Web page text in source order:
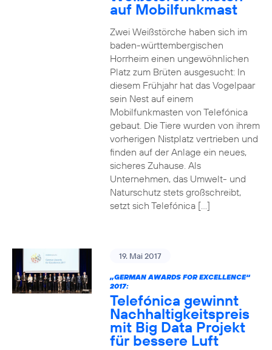
auf Mobilfunkmast
Zwei Weißstörche haben sich im
baden-württembergischen
Horrheim einen ungewöhnlichen
Platz zum Brüten ausgesucht: In
diesem Frühjahr hat das Vogelpaar
sein Nest auf einem
Mobilfunkmasten von Telefónica
gebaut. Die Tiere wurden von ihrem
vorherigen Nistplatz vertrieben und
finden auf der Anlage ein neues,
sicheres Zuhause. Als
Unternehmen, das Umwelt- und
Naturschutz stets großschreibt,
setzt sich Telefónica […]
19. Mai 2017
„GERMAN AWARDS FOR EXCELLENCE“
2017:
Telefónica gewinnt
Nachhaltigkeitspreis
mit Big Data Projekt
für bessere Luft